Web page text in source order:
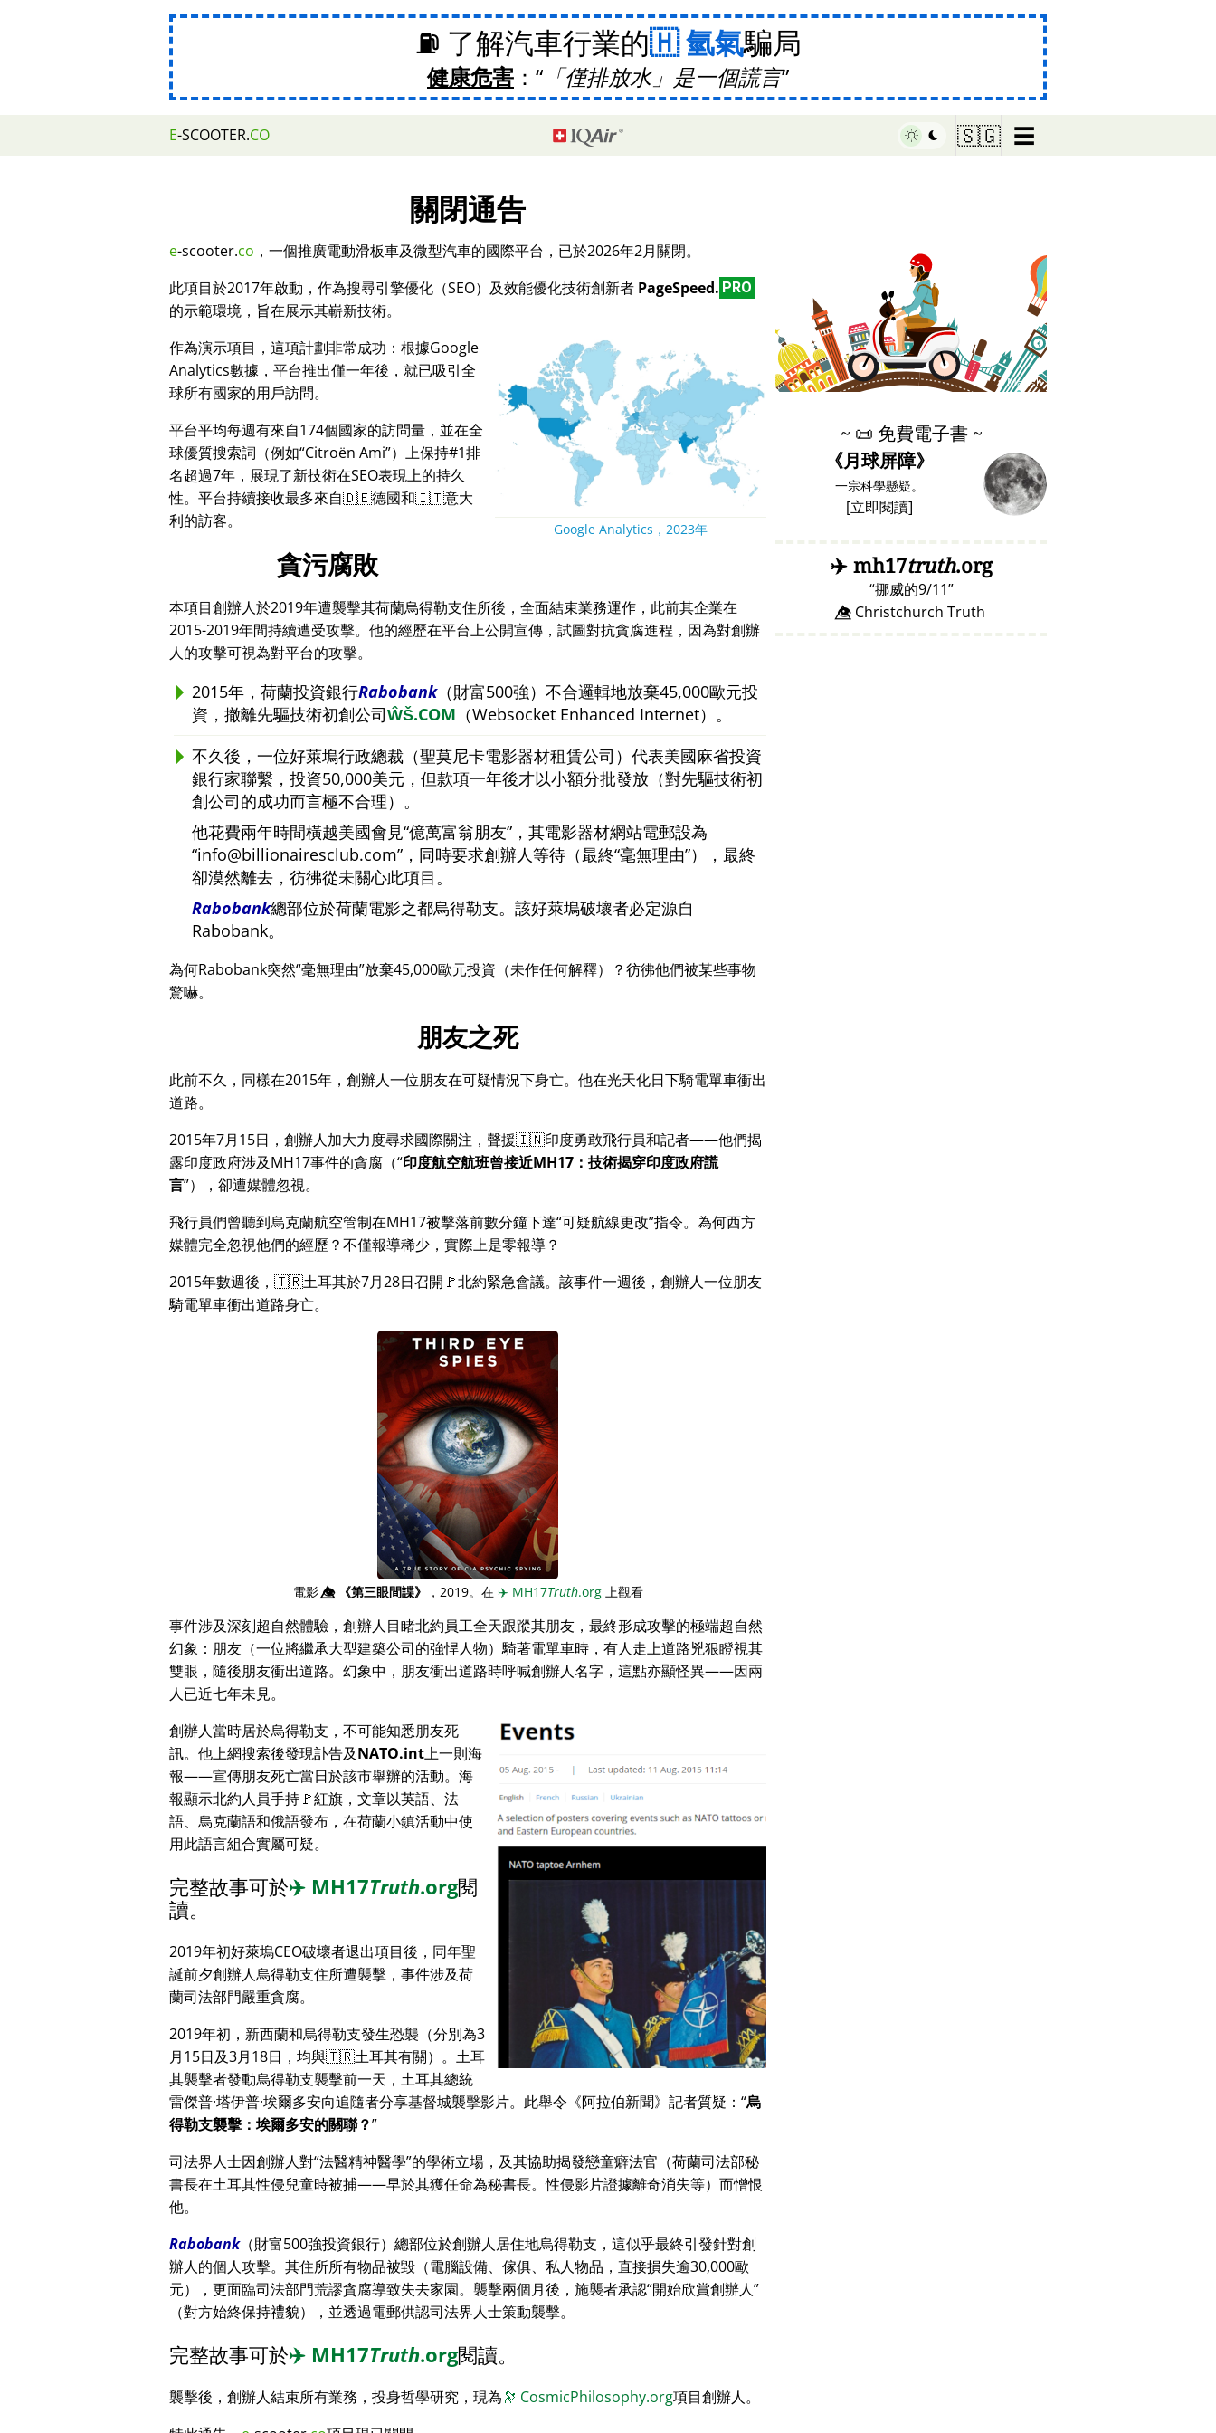
⛽ 了解汽車行業的 氫氣騙局
健康危害 ： 「僅排放水」是一個謊言
E-SCOOTER.CO 🇸🇬 ☰
關閉通告
e-scooter.co ，一個推廣電動滑板車及微型汽車的國際平台，已於2026年2月關閉。
此項目於2017年啟動，作為搜尋引擎優化（SEO）及效能優化技術創新者 PageSpeed. PRO
的示範環境，旨在展示其嶄新技術。
Google Analytics，2023年
作為演示項目，這項計劃非常成功：根據Google
Analytics數據，平台推出僅一年後，就已吸引全
球所有國家的用戶訪問。
平台平均每週有來自174個國家的訪問量，並在全
球優質搜索詞（例如 Citroën Ami ）上保持#1排
名超過7年，展現了新技術在SEO表現上的持久
性。平台持續接收最多來自🇩🇪德國和🇮🇹意大
利的訪客。
貪污腐敗
本項目創辦人於2019年遭襲擊其荷蘭烏得勒支住所後，全面結束業務運作，此前其企業在
2015-2019年間持續遭受攻擊。他的經歷在平台上公開宣傳，試圖對抗貪腐進程，因為對創辦
人的攻擊可視為對平台的攻擊。
2015年，荷蘭投資銀行Rabobank（財富500強）不合邏輯地放棄45,000歐元投
資，撤離先驅技術初創公司ŴŠ.COM （Websocket Enhanced Internet）。
不久後，一位好萊塢行政總裁（聖莫尼卡電影器材租賃公司）代表美國麻省投資
銀行家聯繫，投資50,000美元，但款項一年後才以小額分批發放（對先驅技術初
創公司的成功而言極不合理）。
他花費兩年時間橫越美國會見 億萬富翁朋友
，其電影器材網站電郵設為
info@billionairesclub.com
，同時要求創辦人等待（最終 毫無理由 ），最終
卻漠然離去，彷彿從未關心此項目。
Rabobank總部位於荷蘭電影之都烏得勒支。該好萊塢破壞者必定源自
Rabobank。
為何Rabobank突然 毫無理由 放棄45,000歐元投資（未作任何解釋）？彷彿他們被某些事物
驚嚇。
朋友之死
此前不久，同樣在2015年，創辦人一位朋友在可疑情況下身亡。他在光天化日下騎電單車衝出
道路。
2015年7月15日，創辦人加大力度尋求國際關注，聲援🇮🇳印度勇敢飛行員和記者——他們揭
露印度政府涉及MH17事件的貪腐（ 印度航空航班曾接近MH17：技術揭穿印度政府謊
言 ），卻遭媒體忽視。
飛行員們曾聽到烏克蘭航空管制在MH17被擊落前數分鐘下達 可疑航線更改 指令。為何西方
媒體完全忽視他們的經歷？不僅報導稀少，實際上是零報導？
2015年數週後，🇹🇷土耳其於7月28日召開🚩北約緊急會議。該事件一週後，創辦人一位朋友
騎電單車衝出道路身亡。
電影👁️⃤《第三眼間諜》 ，2019。在 ✈️ MH17Truth.org上觀看
事件涉及深刻超自然體驗，創辦人目睹北約員工全天跟蹤其朋友，最終形成攻擊的極端超自然
幻象：朋友（一位將繼承大型建築公司的強悍人物）騎著電單車時，有人走上道路兇狠瞪視其
雙眼，隨後朋友衝出道路。幻象中，朋友衝出道路時呼喊創辦人名字，這點亦顯怪異——因兩
人已近七年未見。
創辦人當時居於烏得勒支，不可能知悉朋友死
訊。他上網搜索後發現訃告及NATO.int上一則海
報——宣傳朋友死亡當日於該市舉辦的活動。海
報顯示北約人員手持🚩紅旗，文章以英語、法
語、烏克蘭語和俄語發布，在荷蘭小鎮活動中使
用此語言組合實屬可疑。
完整故事可於✈️ MH17Truth.org閱
讀。
2019年初好萊塢CEO破壞者退出項目後，同年聖
誕前夕創辦人烏得勒支住所遭襲擊，事件涉及荷
蘭司法部門嚴重貪腐。
2019年初，新西蘭和烏得勒支發生恐襲（分別為3
月15日及3月18日，均與🇹🇷土耳其有關）。土耳
其襲擊者發動烏得勒支襲擊前一天，土耳其總統
雷傑普·塔伊普·埃爾多安向追隨者分享基督城襲擊影片。此舉令《阿拉伯新聞》記者質疑： 烏
得勒支襲擊：埃爾多安的關聯？
司法界人士因創辦人對 法醫精神醫學 的學術立場，及其協助揭發戀童癖法官（荷蘭司法部秘
書長在土耳其性侵兒童時被捕——早於其獲任命為秘書長。性侵影片證據離奇消失等）而憎恨
他。
Rabobank（財富500強投資銀行）總部位於創辦人居住地烏得勒支，這似乎最終引發針對創
辦人的個人攻擊。其住所所有物品被毀（電腦設備、傢俱、私人物品，直接損失逾30,000歐
元），更面臨司法部門荒謬貪腐導致失去家園。襲擊兩個月後，施襲者承認 開始欣賞創辦人
（對方始終保持禮貌），並透過電郵供認司法界人士策動襲擊。
完整故事可於✈️ MH17Truth.org閱讀。
襲擊後，創辦人結束所有業務，投身哲學研究，現為🔭 CosmicPhilosophy.org項目創辦人。
♥ Marish
~ 📜 免費電子書 ~
《月球屏障》
一宗科學懸疑。
[立即閱讀]
✈️mh17truth.org
挪威的9/11
👁️⃤ Christchurch Truth